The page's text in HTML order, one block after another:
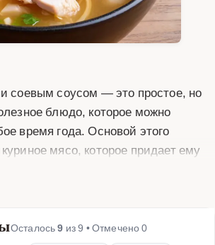
соевым соусом — это простое, но
блюдо, которое можно
время года. Основой этого
мясо, которое придает ему
и глубину вкуса, делая его еще
так и для ужина. Он легко
Осталось9 из9 • Отмечено0